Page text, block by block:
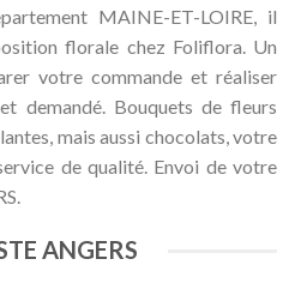
MAINE-ET-LOIRE, il
florale chez Foliflora. Un
votre commande et réaliser
demandé. Bouquets de fleurs
mais aussi chocolats, votre
de qualité. Envoi de votre
ANGERS